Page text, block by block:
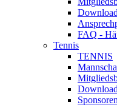
FAQ -
Tennis
TENNIS
Sponsoren